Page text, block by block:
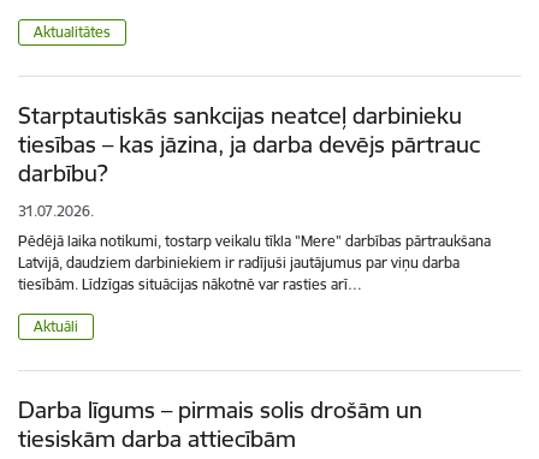
Aktualitātes
Starptautiskās sankcijas neatceļ darbinieku
tiesības – kas jāzina, ja darba devējs pārtrauc
darbību?
31.07.2026.
Pēdējā laika notikumi, tostarp veikalu tīkla "Mere" darbības pārtraukšana
Latvijā, daudziem darbiniekiem ir radījuši jautājumus par viņu darba
tiesībām. Līdzīgas situācijas nākotnē var rasties arī…
Aktuāli
Darba līgums – pirmais solis drošām un
tiesiskām darba attiecībām